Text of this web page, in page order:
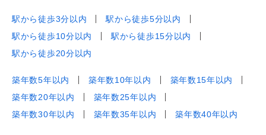
駅から徒歩3分以内
駅から徒歩5分以内
駅から徒歩10分以内
駅から徒歩15分以内
駅から徒歩20分以内
築年数5年以内 築年数10年以内
築年数15年以内
築年数20年以内
築年数25年以内
築年数30年以内
築年数35年以内 築年数40年以内